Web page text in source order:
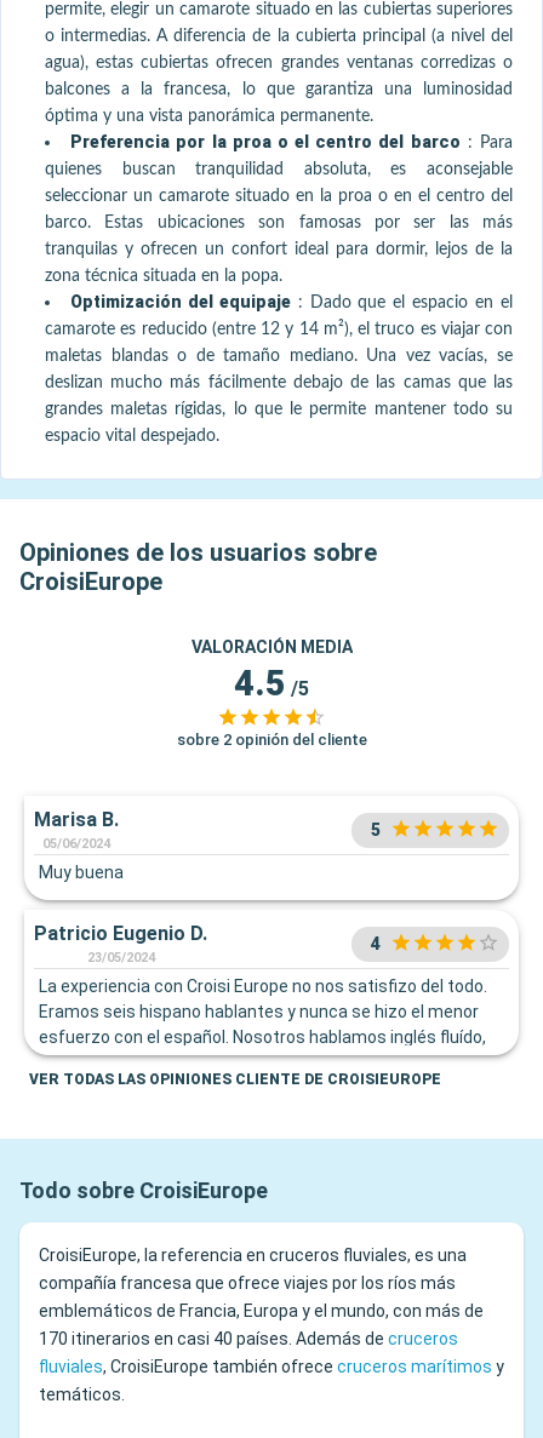
permite, elegir un camarote situado en las cubiertas superiores
o intermedias. A diferencia de la cubierta principal (a nivel del
agua), estas cubiertas ofrecen grandes ventanas corredizas o
balcones a la francesa, lo que garantiza una luminosidad
óptima y una vista panorámica permanente.
Preferencia por la proa o el centro del barco :
Para
quienes buscan tranquilidad absoluta, es aconsejable
seleccionar un camarote situado en la proa o en el centro del
barco. Estas ubicaciones son famosas por ser las más
tranquilas y ofrecen un confort ideal para dormir, lejos de la
zona técnica situada en la popa.
Optimización del equipaje :
Dado que el espacio en el
camarote es reducido (entre 12 y 14 m²), el truco es viajar con
maletas blandas o de tamaño mediano. Una vez vacías, se
deslizan mucho más fácilmente debajo de las camas que las
grandes maletas rígidas, lo que le permite mantener todo su
espacio vital despejado.
Opiniones de los usuarios sobre
CroisiEurope
VALORACIÓN MEDIA
4.5 /5
sobre 2 opinión del cliente
Marisa B.
05/06/2024
5
Muy buena
Patricio Eugenio D.
23/05/2024
4
La experiencia con Croisi Europe no nos satisfizo del todo.
Eramos seis hispano hablantes y nunca se hizo el menor
esfuerzo con el español. Nosotros hablamos inglés fluído,
pero buena parte de la tripulación solo francés y a veces
bien primario. pero lo mas notorio es que no hacían ningún
VER TODAS LAS OPINIONES CLIENTE DE CROISIEUROPE
Todo sobre CroisiEurope
CroisiEurope, la referencia en cruceros fluviales, es una
compañía francesa que ofrece viajes por los ríos más
emblemáticos de Francia, Europa y el mundo, con más de
170 itinerarios en casi 40 países. Además de cruceros
fluviales, CroisiEurope también ofrece cruceros marítimos y
temáticos.